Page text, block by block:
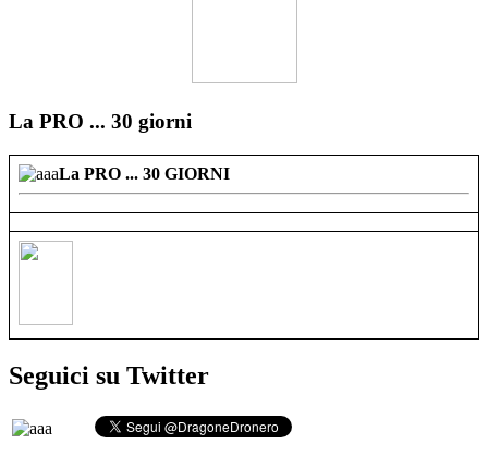
La PRO ... 30 giorni
La PRO ... 30 GIORNI
Seguici su Twitter